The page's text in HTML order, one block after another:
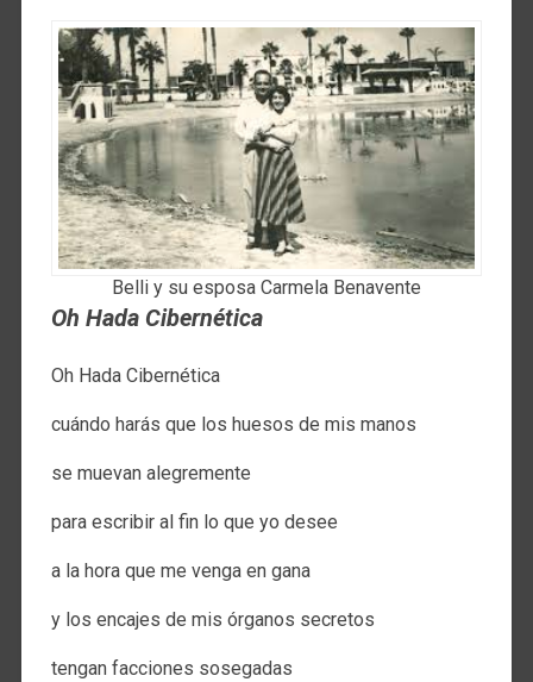
Belli y su esposa Carmela Benavente
Oh Hada Cibernética
Oh Hada Cibernética
cuándo harás que los huesos de mis manos
se muevan alegremente
para escribir al fin lo que yo desee
a la hora que me venga en gana
y los encajes de mis órganos secretos
tengan facciones sosegadas